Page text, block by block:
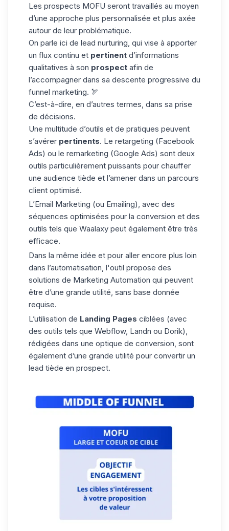
Les prospects MOFU seront travaillés au moyen
d’une approche plus personnalisée et plus axée
autour de leur problématique.
On parle ici de lead nurturing , qui vise à apporter
un flux continu et pertinent d’informations
qualitatives à son prospect afin de
l’accompagner dans sa descente progressive du
funnel marketing. 🏹
C’est-à-dire, en d’autres termes, dans sa prise
de décisions.
Une multitude d’outils et de pratiques peuvent
s’avérer pertinents. Le retargeting (Facebook
Ads) ou le remarketing (Google Ads) sont deux
outils particulièrement puissants pour chauffer
une audience tiède et l’amener dans un parcours
client optimisé.
L’Email Marketing (ou Emailing), avec des
séquences optimisées pour la conversion et des
outils tels que Waalaxy peut également être très
efficace.
Dans la même idée et pour aller encore plus loin
dans l’automatisation, l'outil propose des
solutions de Marketing Automation qui peuvent
être d’une grande utilité, sans base donnée
requise.
L’utilisation de Landing Pages ciblées (avec
des outils tels que Webflow, Landn ou Dorik),
rédigées dans une optique de conversion, sont
également d’une grande utilité pour convertir un
lead tiède en prospect.